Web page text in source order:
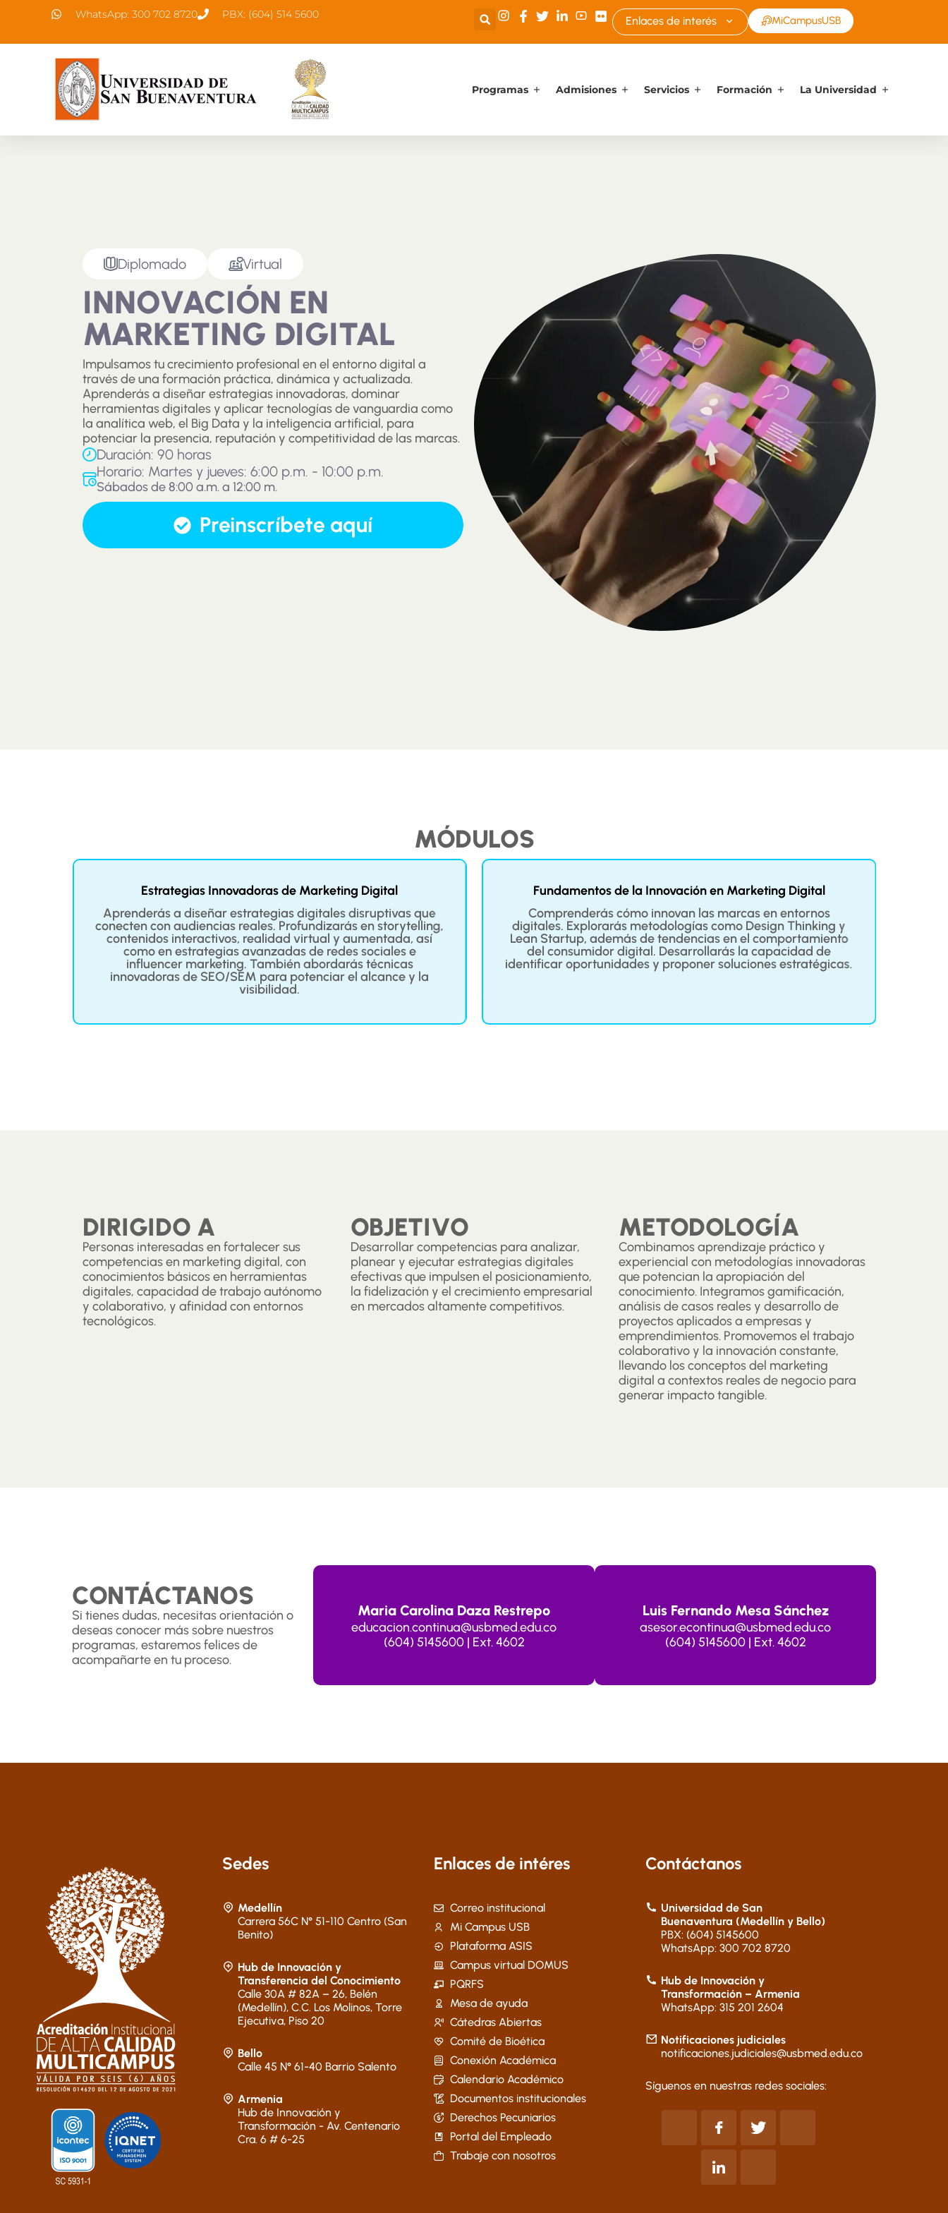
WhatsApp: 300 702 8720 PBX: (604) 514 5600 Enlaces de interés MiCampusUSB
Programas Admisiones Servicios Formación La Universidad
Diplomado Virtual
INNOVACIÓN EN
MARKETING DIGITAL
Impulsamos tu crecimiento profesional en el entorno digital a
través de una formación práctica, dinámica y actualizada.
Aprenderás a diseñar estrategias innovadoras, dominar
herramientas digitales y aplicar tecnologías de vanguardia como
la analítica web, el Big Data y la inteligencia artificial, para
potenciar la presencia, reputación y competitividad de las marcas.
Duración: 90 horas
Horario: Martes y jueves: 6:00 p.m. - 10:00 p.m.
Sábados de 8:00 a.m. a 12:00 m.
Preinscríbete aquí
MÓDULOS
Estrategias Innovadoras de Marketing Digital
Aprenderás a diseñar estrategias digitales disruptivas que
conecten con audiencias reales. Profundizarás en storytelling,
contenidos interactivos, realidad virtual y aumentada, así
como en estrategias avanzadas de redes sociales e
influencer marketing. También abordarás técnicas
innovadoras de SEO/SEM para potenciar el alcance y la
visibilidad.
Fundamentos de la Innovación en Marketing Digital
Comprenderás cómo innovan las marcas en entornos
digitales. Explorarás metodologías como Design Thinking y
Lean Startup, además de tendencias en el comportamiento
del consumidor digital. Desarrollarás la capacidad de
identificar oportunidades y proponer soluciones estratégicas.
DIRIGIDO A
Personas interesadas en fortalecer sus
competencias en marketing digital, con
conocimientos básicos en herramientas
digitales, capacidad de trabajo autónomo
y colaborativo, y afinidad con entornos
tecnológicos.
OBJETIVO
Desarrollar competencias para analizar,
planear y ejecutar estrategias digitales
efectivas que impulsen el posicionamiento,
la fidelización y el crecimiento empresarial
en mercados altamente competitivos.
METODOLOGÍA
Combinamos aprendizaje práctico y
experiencial con metodologías innovadoras
que potencian la apropiación del
conocimiento. Integramos gamificación,
análisis de casos reales y desarrollo de
proyectos aplicados a empresas y
emprendimientos. Promovemos el trabajo
colaborativo y la innovación constante,
llevando los conceptos del marketing
digital a contextos reales de negocio para
generar impacto tangible.
CONTÁCTANOS
Si tienes dudas, necesitas orientación o
deseas conocer más sobre nuestros
programas, estaremos felices de
acompañarte en tu proceso.
Maria Carolina Daza Restrepo
educacion.continua@usbmed.edu.co
(604) 5145600 | Ext. 4602
Luis Fernando Mesa Sánchez
asesor.econtinua@usbmed.edu.co
(604) 5145600 | Ext. 4602
Sedes
Medellín
Carrera 56C N° 51-110 Centro (San
Benito)
Hub de Innovación y
Transferencia del Conocimiento
Calle 30A # 82A – 26, Belén
(Medellín), C.C. Los Molinos, Torre
Ejecutiva, Piso 20
Bello
Calle 45 N° 61-40 Barrio Salento
Armenia
Hub de Innovación y
Transformación - Av. Centenario
Cra. 6 # 6-25
Enlaces de intéres
Correo institucional
Mi Campus USB
Plataforma ASIS
Campus virtual DOMUS
PQRFS
Mesa de ayuda
Cátedras Abiertas
Comité de Bioética
Conexión Académica
Calendario Académico
Documentos institucionales
Derechos Pecuniarios
Portal del Empleado
Trabaje con nosotros
Contáctanos
Universidad de San
Buenaventura (Medellín y Bello)
PBX: (604) 5145600
WhatsApp: 300 702 8720
Hub de Innovación y
Transformación – Armenia
WhatsApp: 315 201 2604
Notificaciones judiciales
notificaciones.judiciales@usbmed.edu.co
Síguenos en nuestras redes sociales: